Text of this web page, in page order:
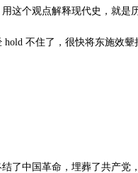
这个观点解释现代史，就是
hold 不住了，很快将东施效
了中国革命，埋葬了共产